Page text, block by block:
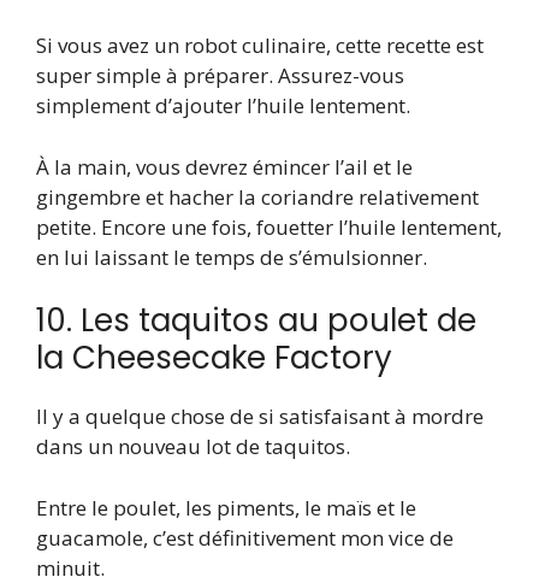
Si vous avez un robot culinaire, cette recette est
super simple à préparer. Assurez-vous
simplement d’ajouter l’huile lentement.
À la main, vous devrez émincer l’ail et le
gingembre et hacher la coriandre relativement
petite. Encore une fois, fouetter l’huile lentement,
en lui laissant le temps de s’émulsionner.
10. Les taquitos au poulet de
la Cheesecake Factory
Il y a quelque chose de si satisfaisant à mordre
dans un nouveau lot de taquitos.
Entre le poulet, les piments, le maïs et le
guacamole, c’est définitivement mon vice de
minuit.